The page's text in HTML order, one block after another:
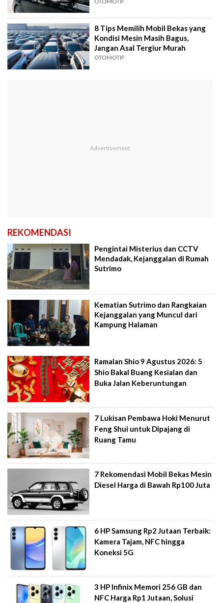
8 Tips Memilih Mobil Bekas yang
Kondisi Mesin Masih Bagus,
Jangan Asal Tergiur Murah
OTOMOTIF
REKOMENDASI
Pengintai Misterius dan CCTV
Mendadak, Kejanggalan di Rumah
Sutrimo
Kematian Sutrimo dan Rangkaian
Kejanggalan yang Muncul dari
Kampung Halaman
Ramalan Shio 9 Agustus 2026: 5
Shio Bakal Buang Kesialan dan
Buka Jalan Keberuntungan
7 Lukisan Pembawa Hoki Menurut
Feng Shui untuk Dipajang di
Ruang Tamu
7 Rekomendasi Mobil Bekas Mesin
Diesel Harga di Bawah Rp100 Juta
6 HP Samsung Rp2 Jutaan Terbaik:
Kamera Tajam, NFC hingga
Koneksi 5G
3 HP Infinix Memori 256 GB dan
NFC Harga Rp1 Jutaan, Solusi